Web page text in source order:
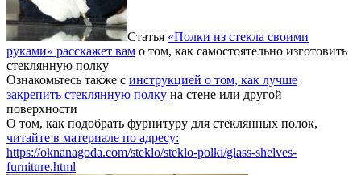
Статья «Полки из стекла своими
руками» расскажет вам о том, как самостоятельно изготовить
стеклянную полку
Ознакомьтесь также с инструкцией о том, как лучше
закрепить стеклянную полку на стене или другой
поверхности
О том, как подобрать фурнитуру для стеклянных полок,
читайте в материале по адресу:
https://oknanagoda.com/steklo/steklo-polki/glass-shelves-
furniture.html